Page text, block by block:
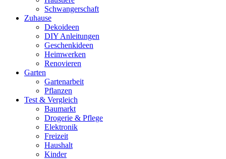
Schwangerschaft
Zuhause
Dekoideen
DIY Anleitungen
Geschenkideen
Heimwerken
Renovieren
Garten
Gartenarbeit
Pflanzen
Test & Vergleich
Baumarkt
Drogerie & Pflege
Elektronik
Freizeit
Haushalt
Kinder